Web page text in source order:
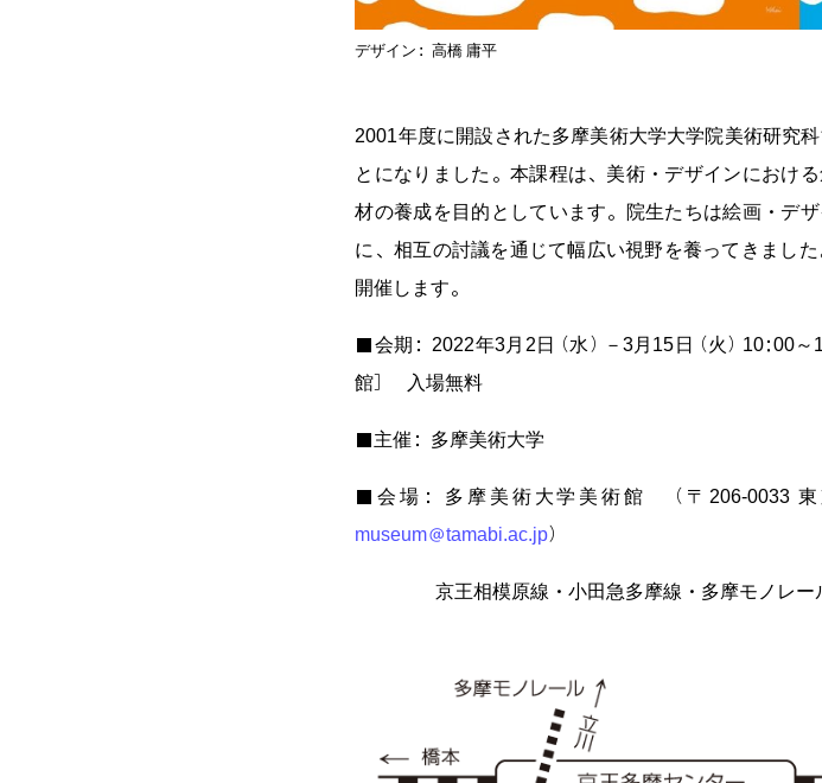
デザイン：高橋 庸平
2001年度に開設された多摩美術大学大学院美術研究
とになりました。本課程は、美術・デザインにおけ
材の養成を目的としています。院生たちは絵画・デ
に、相互の討議を通じて幅広い視野を養ってきまし
開催します。
■会期：2022年3月2日（水）－3月15日（火）10:00
館］ 入場無料
■主催：多摩美術大学
■会場：多摩美術大学美術館 （〒206-0033 東
museum@tamabi.ac.jp）
京王相模原線・小田急多摩線・多摩モノレール